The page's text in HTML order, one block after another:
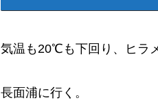
気温も20℃も下回り、ヒラ
長面浦に行く。